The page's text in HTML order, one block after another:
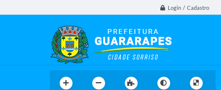
Login / Cadastro